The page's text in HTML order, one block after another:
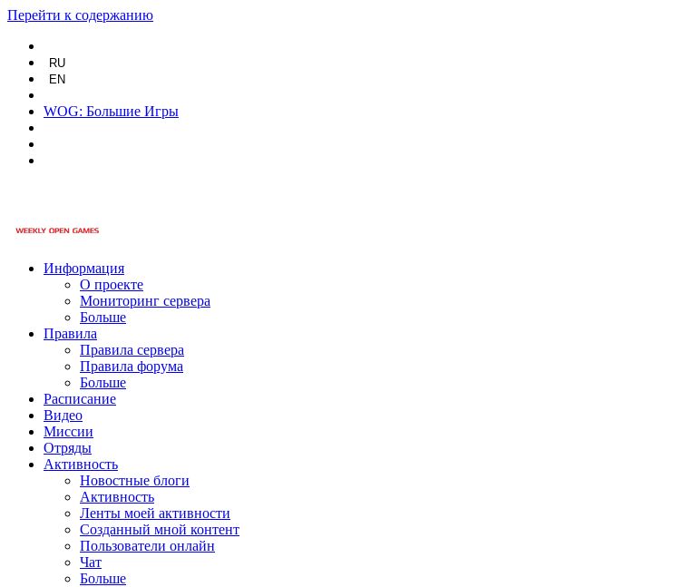
Перейти к содержанию
RU
EN
WOG: Большие Игры
Информация
О проекте
Мониторинг сервера
Больше
Правила
Правила сервера
Правила форума
Больше
Расписание
Видео
Миссии
Отряды
Активность
Новостные блоги
Активность
Ленты моей активности
Созданный мной контент
Пользователи онлайн
Чат
Больше